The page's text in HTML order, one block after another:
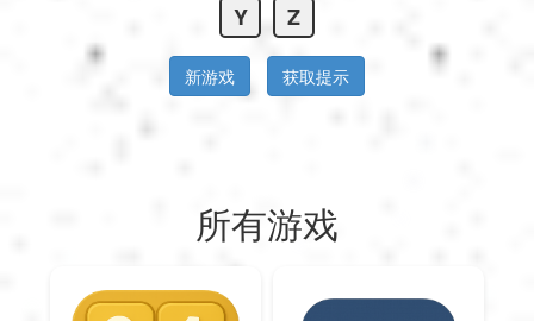
Svenska
Norsk
Dansk
Y
Z
新游戏 获取提示
所有游戏